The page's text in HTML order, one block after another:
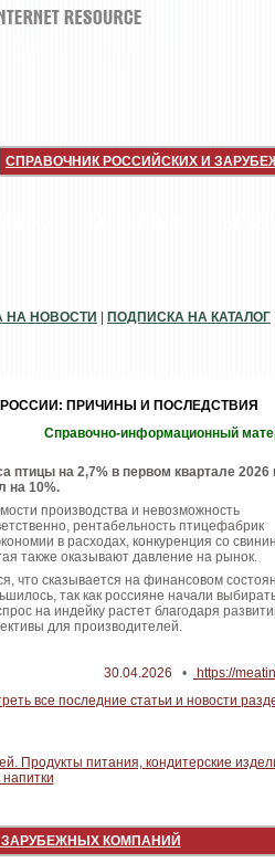
СПРАВОЧНИК РОССИЙСКИХ И
НА НОВОСТИ ПОДПИСКА НА КАТАЛОГ
ПРИЧИНЫ И ПОСЛЕДСТВИЯ
Справочно-информационный
птицы на 2,7% в первом квартале 2026
на 10%.
производства и невозможность
рентабельность птицефабрик
в расходах, конкуренция со
также оказывают давление на рынок.
что сказывается на финансовом
так как россияне начали
на индейку растет благодаря
для производителей.
30.04.2026 •
https://
все последние статьи и новости
КОМПАНИЙ